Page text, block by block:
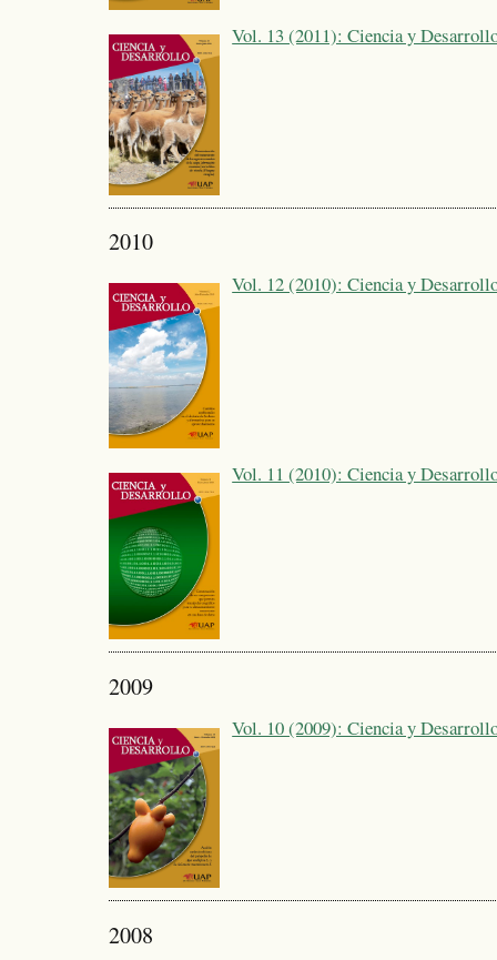
Vol. 13 (2011): Ciencia y
2010
Vol. 12 (2010): Ciencia y
Vol. 11 (2010): Ciencia y
2009
Vol. 10 (2009): Ciencia y
2008